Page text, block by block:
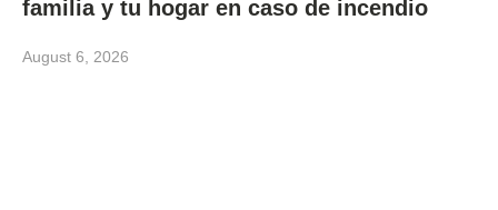
familia y tu hogar en caso de incendio
August 6, 2026